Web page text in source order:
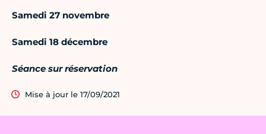
Samedi 27 novembre
Samedi 18 décembre
Séance sur réservation
Mise à jour le 17/09/2021